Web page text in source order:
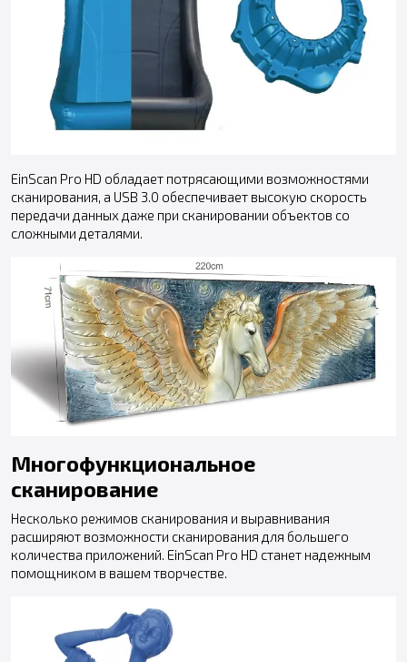
EinScan Pro HD обладает потрясающими возможностями
сканирования, а USB 3.0 обеспечивает высокую скорость
передачи данных даже при сканировании объектов со
сложными деталями.
Многофункциональное
сканирование
Несколько режимов сканирования и выравнивания
расширяют возможности сканирования для большего
количества приложений. EinScan Pro HD станет надежным
помощником в вашем творчестве.